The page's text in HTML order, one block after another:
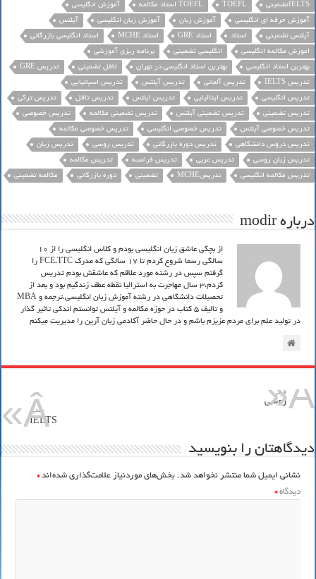
IELTSتضمینی
TOEFL TOEFL استاد مکالمه
آموزش انگلیسی
آموزش حرفه ای انگلیسی
آموزش زبان آموزش زبان انگلیسی
آیلتس
آیلتس تضمینی
استاد استاد GRE استاد MCHE
استاد انگلیسی بازرگانی
اموزش مکالمه انگلیسی
انگلیسی تضمینی
برنامه ریزی آموزشی
بهترین استاد انگلیسی
بهترین استاد انگلیسی در تهران تافل تضمینی
تدریس GRE
تدریس IELTS
تدریس آلمانی تدریس آیلتس
تدریس اسپانیایی
تدریس انگلیسی
تدریس ایتالیایی تدریس ایلتس تدریس تافل
تدریس ترکی
تدریس تضمینی
تدریس تضمینی آیلتس تدریس تضمینی مکالمه
تدریس خصوصی
تدریس خصوصی آیلتس
تدریس خصوصی انگلیسی
تدریس خصوصی مکالمه
تدریس دروس دانشگاهی
تدریس دوره بازرگانی تدریس روسی
تدریس زبان
تدریس زبان روسی
تدریس عربی تدریس فرانسه
تدریس مکالمه
تدریس مکالمه انگلیسی
تدریسMCHE تضمینی دوره بازرگانی مکالمه تضمینی
درباره modir
از بچگی عاشق زبان انگلیسی بودم و کلاس انگلیسی را از 10
سالگی رسما شروع کردم تا 17 سالگی که مدرک FCE،TTC را
گرفتم سپس در رشته مورد علاقم که عاشقش بودم تدریس
کردم،3 سال مهاجرت به استرالیا نقطه عطف زندگیم بود و بعد از
تحصیلات دانشگاهی در رشته آموزش زبان انگلیسی،ترجمه و MBA
و تالیف 5 کتاب در حوزه مکالمه و آیلتس توانستم اندکی تاثیر گذار
در تولید علم برای مردم عزیزم باشم و در حال حاضر آکادمی زبان آرین را مدیریت میکنم
قبلي
روسی
بعدی
IELTS
دیدگاهتان را بنویسید
نشانی ایمیل شما منتشر نخواهد شد. بخش‌های موردنیاز علامت‌گذاری شده‌اند*
دیدگاه*